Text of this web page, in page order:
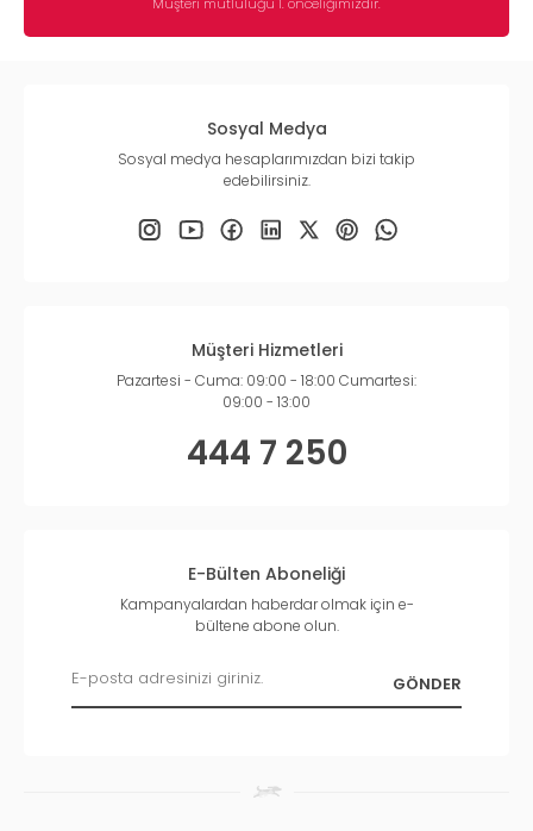
Müşteri mutluluğu 1. önceliğimizdir.
Sosyal Medya
Sosyal medya hesaplarımızdan bizi takip
edebilirsiniz.
Müşteri Hizmetleri
Pazartesi - Cuma: 09:00 - 18:00 Cumartesi:
09:00 - 13:00
444 7 250
E-Bülten Aboneliği
Kampanyalardan haberdar olmak için e-
bültene abone olun.